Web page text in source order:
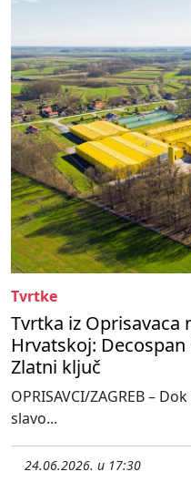
Tvrtke
Tvrtka iz Oprisavaca
Hrvatskoj:
Zlatni ključ
OPRISAVCI/ZAGREB –
slavo...
24.06.2026. u 17:30